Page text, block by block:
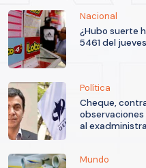
Nacional
¿Hubo suerte
5461 del
Política
Cheque,
observaciones
al
Mundo